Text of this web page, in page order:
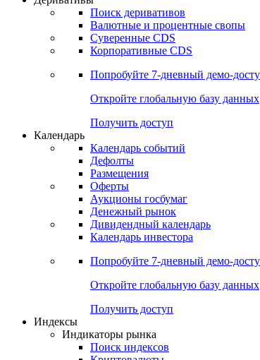
Откройте глобальную базу данных
Получить доступ
Деривативы
Поиск деривативов
Валютные и процентные свопы
Суверенные CDS
Корпоративные CDS
Попробуйте7-дневный
Откройте глобальную базу данных
Получить доступ
Календарь
Календарь событий
Дефолты
Размещения
Оферты
Аукционы госбумаг
Денежный рынок
Дивидендный календарь
Календарь инвестора
Попробуйте7-дневный
Получить доступ